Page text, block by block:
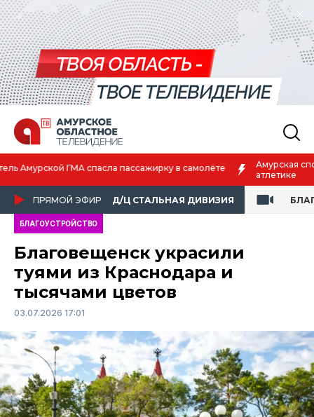
Амурская спортсменка выиграла первенство России по лёгкой
атлетике
ПРЯМОЙ ЭФИР Д/Ц СТАЛЬНАЯ ДИВИЗИЯ
БЛАГОУСТРОЙСТВО
Благовещенск украсили
туями из Краснодара и
тысячами цветов
03.07.2026 17:01